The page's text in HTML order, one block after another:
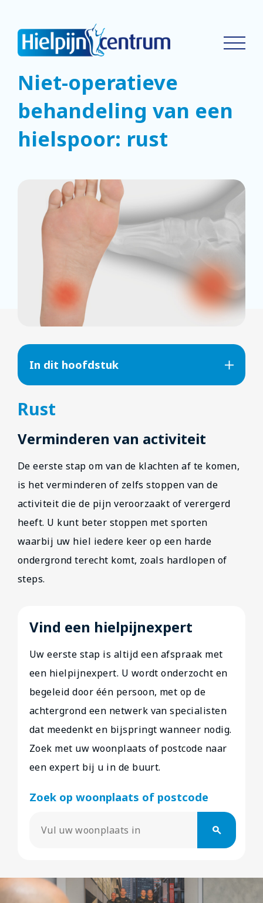
Niet-operatieve
behandeling van een
hielspoor: rust
In dit hoofdstuk
Rust
Verminderen van activiteit
De eerste stap om van de klachten af te komen,
is het verminderen of zelfs stoppen van de
activiteit die de pijn veroorzaakt of verergerd
heeft. U kunt beter stoppen met sporten
waarbij uw hiel iedere keer op een harde
ondergrond terecht komt, zoals hardlopen of
steps.
Vind een hielpijnexpert
Uw eerste stap is altijd een afspraak met
een hielpijnexpert. U wordt onderzocht en
begeleid door één persoon, met op de
achtergrond een netwerk van specialisten
dat meedenkt en bijspringt wanneer nodig.
Zoek met uw woonplaats of postcode naar
een expert bij u in de buurt.
Zoek op woonplaats of postcode
search